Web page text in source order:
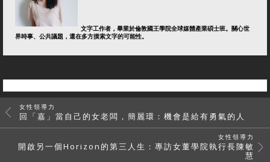
文字工作者，畢業於倫敦國王學院全球媒體產業碩士班。關心世
界時事、公共議題，還在多方摸索文字的可能性。
女性領導力
回「嘉」當自己的女老闆，簡麗環：機會是給有勇氣的人
女性領導力
開啟另一個Horizon的第三人生：專訪女董學院執行長陳敏
慧